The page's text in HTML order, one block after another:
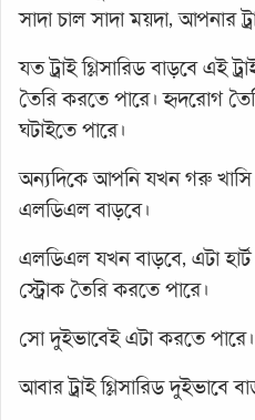
সাদা চাল সাদা ময়দা, আপনার
যত ট্রাই গ্লিসারিড বাড়বে এই
তৈরি করতে পারে। হৃদরোগ
ঘটাইতে পারে।
অন্যদিকে আপনি যখন গরু খাসি
এলডিএল বাড়বে।
এলডিএল যখন বাড়বে, এটা
স্ট্রোক তৈরি করতে পারে।
সো দুইভাবেই এটা করতে পারে।
আবার ট্রাই গ্লিসারিড দুইভাবে